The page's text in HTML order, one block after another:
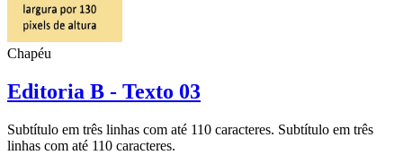
Chapéu
Editoria B - Texto 03
Subtítulo em três linhas com até 110 caracteres. Subtítulo em três
linhas com até 110 caracteres.